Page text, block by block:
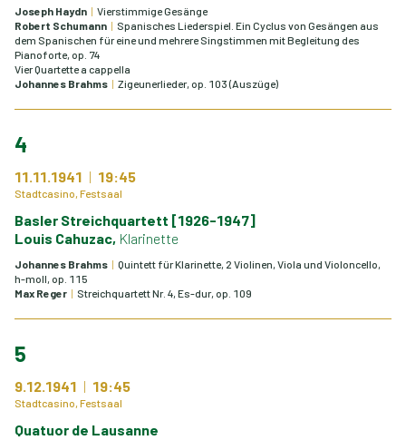
Joseph Haydn
Vierstimmige Gesänge
Robert Schumann
Spanisches Liederspiel. Ein Cyclus von Gesängen aus
dem Spanischen für eine und mehrere Singstimmen mit Begleitung des
Pianoforte, op. 74
Vier Quartette a cappella
Johannes Brahms
Zigeunerlieder, op. 103 (Auszüge)
4
11.11.1941 19:45
Stadtcasino, Festsaal
Basler Streichquartett [1926-1947]
Louis Cahuzac, Klarinette
Johannes Brahms
Quintett für Klarinette, 2 Violinen, Viola und Violoncello,
h-moll, op. 115
Max Reger
Streichquartett Nr. 4, Es-dur, op. 109
5
9.12.1941 19:45
Stadtcasino, Festsaal
Quatuor de Lausanne